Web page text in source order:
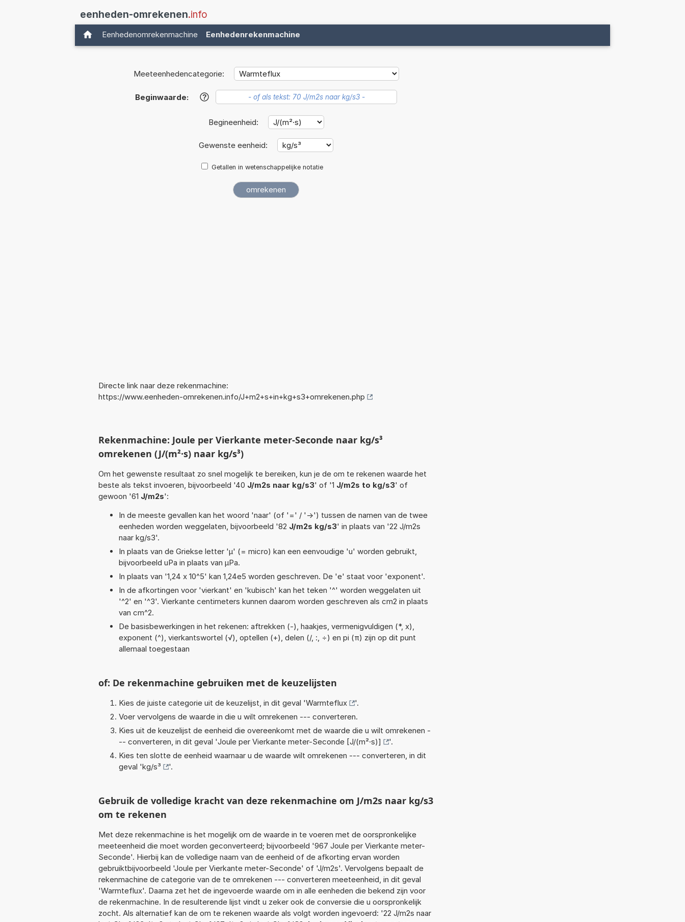
eenheden-omrekenen.info
Eenhedenomrekenmachine Eenhedenrekenmachine
Meeteenhedencategorie:
Beginwaarde: ?
Begineenheid:
Gewenste eenheid:
Getallen in wetenschappelijke notatie
Directe link naar deze rekenmachine:
https://www.eenheden-omrekenen.info/J+m2+s+in+kg+s3+omrekenen.php
Rekenmachine: Joule per Vierkante meter-Seconde naar kg/s³
omrekenen (J/(m²·s) naar kg/s³)
Om het gewenste resultaat zo snel mogelijk te bereiken, kun je de om te rekenen waarde het
beste als tekst invoeren, bijvoorbeeld '40 J/m2s naar kg/s3' of '1 J/m2s to kg/s3' of
gewoon '61 J/m2s':
In de meeste gevallen kan het woord 'naar' (of '=' / '->') tussen de namen van de twee
eenheden worden weggelaten, bijvoorbeeld '82 J/m2s kg/s3' in plaats van '22 J/m2s
naar kg/s3'.
In plaats van de Griekse letter 'µ' (= micro) kan een eenvoudige 'u' worden gebruikt,
bijvoorbeeld uPa in plaats van µPa.
In plaats van '1,24 x 10^5' kan 1,24e5 worden geschreven. De 'e' staat voor 'exponent'.
In de afkortingen voor 'vierkant' en 'kubisch' kan het teken '^' worden weggelaten uit
'^2' en '^3'. Vierkante centimeters kunnen daarom worden geschreven als cm2 in plaats
van cm^2.
De basisbewerkingen in het rekenen: aftrekken (-), haakjes, vermenigvuldigen (*, x),
exponent (^), vierkantswortel (√), optellen (+), delen (/, :, ÷) en pi (π) zijn op dit punt
allemaal toegestaan
of: De rekenmachine gebruiken met de keuzelijsten
Kies de juiste categorie uit de keuzelijst, in dit geval 'Warmteflux
'.
Voer vervolgens de waarde in die u wilt omrekenen --- converteren.
Kies uit de keuzelijst de eenheid die overeenkomt met de waarde die u wilt omrekenen -
-- converteren, in dit geval 'Joule per Vierkante meter-Seconde [J/(m²·s)]
'.
Kies ten slotte de eenheid waarnaar u de waarde wilt omrekenen --- converteren, in dit
geval 'kg/s³ '.
Gebruik de volledige kracht van deze rekenmachine om J/m2s naar kg/s3
om te rekenen
Met deze rekenmachine is het mogelijk om de waarde in te voeren met de oorspronkelijke
meeteenheid die moet worden geconverteerd; bijvoorbeeld '967 Joule per Vierkante meter-
Seconde'. Hierbij kan de volledige naam van de eenheid of de afkorting ervan worden
gebruiktbijvoorbeeld 'Joule per Vierkante meter-Seconde' of 'J/m2s'. Vervolgens bepaalt de
rekenmachine de categorie van de te omrekenen --- converteren meeteenheid, in dit geval
'Warmteflux'. Daarna zet het de ingevoerde waarde om in alle eenheden die bekend zijn voor
de rekenmachine. In de resulterende lijst vindt u zeker ook de conversie die u oorspronkelijk
zocht. Als alternatief kan de om te rekenen waarde als volgt worden ingevoerd: '22 J/m2s naar